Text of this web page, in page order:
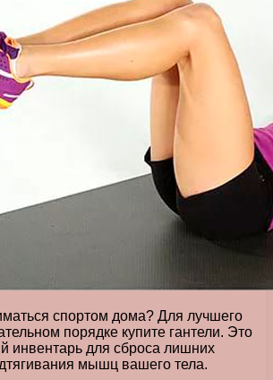
спортом дома? Для лучшего
порядке купите гантели. Это
инвентарь для сброса лишних
мышц вашего тела.